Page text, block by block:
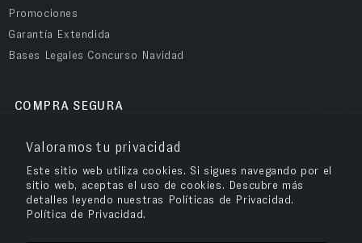
Valoramos tu privacidad
Este sitio web utiliza cookies. Si sigues navegando por el
sitio web, aceptas el uso de cookies. Descubre más
detalles leyendo nuestras Políticas de Privacidad.
Política de Privacidad.
Promociones
Garantía Extendida
Bases Legales Concurso Navidad
COMPRA SEGURA